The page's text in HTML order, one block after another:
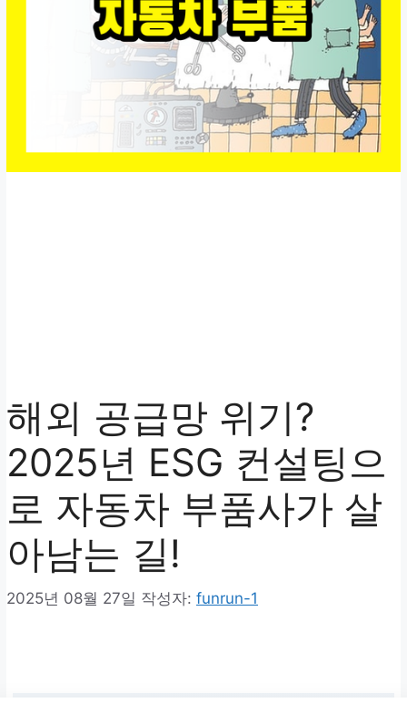
해외 공급망 위기?
2025년 ESG 컨설팅으
로 자동차 부품사가 살
아남는 길!
2025년 08월 27일 작성자: funrun-1